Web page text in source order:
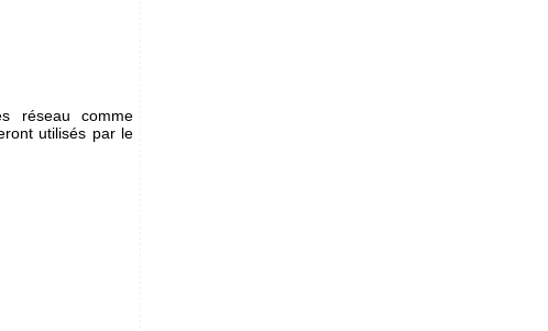
réseau comme
utilisés par le